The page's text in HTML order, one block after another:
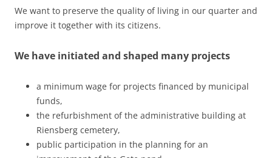
We want to preserve the quality of living in our quarter and
improve it together with its citizens.
We have initiated and shaped many projects
a minimum wage for projects financed by municipal
funds,
the refurbishment of the administrative building at
Riensberg cemetery,
public participation in the planning for an